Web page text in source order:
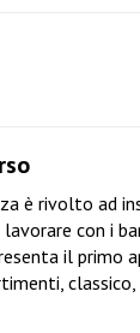
è rivolto ad
con i
il primo
classico,